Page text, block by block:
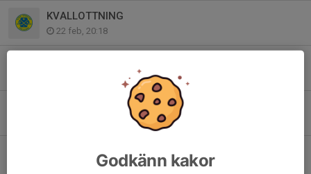
KVALLOTTNING
22 feb, 20:18
Välfyllt på A-lagsträningen
9 apr 2025Godkänn kakor